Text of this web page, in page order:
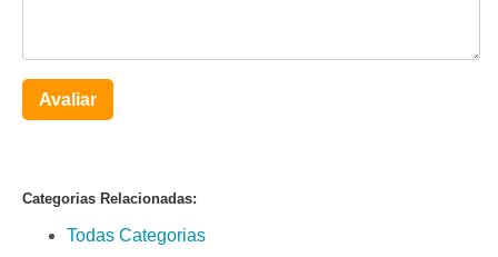
Avaliar
Categorias Relacionadas:
Todas Categorias